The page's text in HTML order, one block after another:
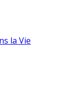
la Vie